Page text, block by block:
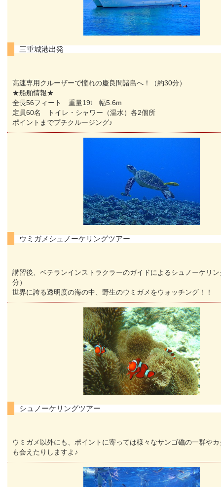
三重城港出発
高速専用クルーザーで憧れの慶良間諸島へ！（約30分）
★船舶情報★
全長56フィート 重量19t 幅5.6m
定員60名 トイレ・シャワー（温水）各2個所
ポイントまでプチクルージング♪
ウミガメシュノーケリングツアー
講習後、ベテランインストラクラーのガイドによるシュノーケリ
分）
世界に誇る透明度の海の中、野生のウミガメをウォッチング！！
シュノーケリングツアー
ウミガメ以外にも、ポイントに寄っては様々なサンゴ礁の一群や
も会えたりしますよ♪